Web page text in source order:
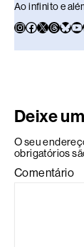
Ao infinito e
Deixe
O seu
obrigatórios
Comentário